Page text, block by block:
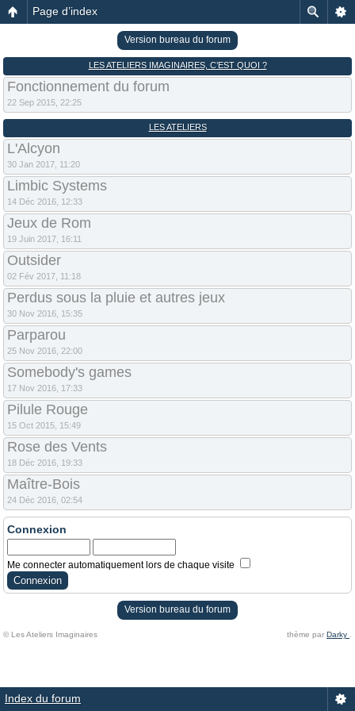
Page d’index
Version bureau du forum
LES ATELIERS IMAGINAIRES, C’EST QUOI ?
Fonctionnement du forum
22 Sep 2015, 22:25
LES ATELIERS
L'Alcyon
30 Jan 2017, 11:20
Limbic Systems
14 Déc 2016, 12:33
Jeux de Rom
19 Juin 2017, 16:11
Outsider
02 Fév 2017, 11:18
Perdus sous la pluie et autres jeux
30 Nov 2016, 15:35
Parparou
25 Nov 2016, 22:00
Somebody's games
17 Nov 2016, 17:33
Pilule Rouge
15 Oct 2015, 15:49
Rose des Vents
18 Déc 2016, 19:33
Maître-Bois
24 Déc 2016, 02:54
Connexion
Me connecter automatiquement lors de chaque visite
Version bureau du forum
© Les Ateliers Imaginaires thème par Darky
Index du forum